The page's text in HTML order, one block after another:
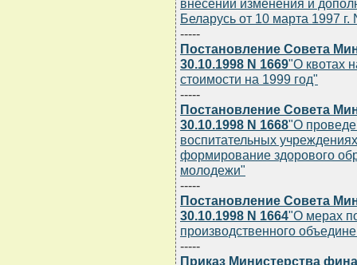
внесении изменения и
Беларусь от 10 марта 1997 г.
-----
Постановление Совета
30.10.1998 N 1669"О квотах
стоимости на 1999 год"
-----
Постановление Совета
30.10.1998 N 1668"О
воспитательных
формирование здорового
молодежи"
-----
Постановление Совета
30.10.1998 N 1664"О мерах
производственного
-----
Приказ Министерства